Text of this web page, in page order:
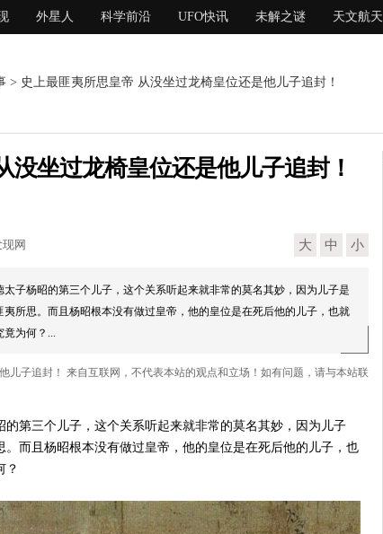
外星人 科学前沿 UFO快讯 未解之谜 天文航天
> 史上最匪夷所思皇帝 从没坐过龙椅皇位还是他儿子追封！
没坐过龙椅皇位还是他儿子追封！
网 大 中 小
子杨昭的第三个儿子，这个关系听起来就非常的莫名其妙，因为儿子是
所思。而且杨昭根本没有做过皇帝，他的皇位是在死后他的儿子，也就
竟为何？...
儿子追封！ 来自互联网，不代表本站的观点和立场！如有问题，请与本站联
第三个儿子，这个关系听起来就非常的莫名其妙，因为儿子
而且杨昭根本没有做过皇帝，他的皇位是在死后他的儿子，也
？